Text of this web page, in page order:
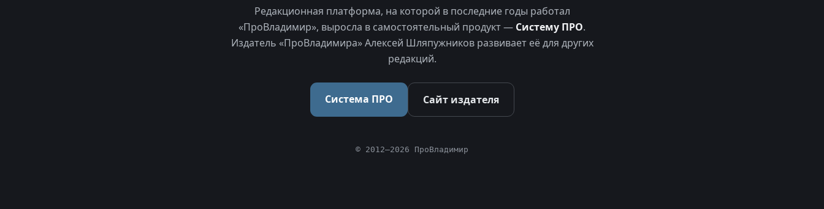
Редакционная платформа, на которой в последние годы работал
«ПроВладимир», выросла в самостоятельный продукт — Систему ПРО.
Издатель «ПроВладимира» Алексей Шляпужников развивает её для других
редакций.
Система ПРО Сайт издателя
© 2012–2026 ПроВладимир